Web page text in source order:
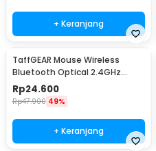
+ Keranjang
TaffGEAR Mouse Wireless
Bluetooth Optical 2.4GHz
Silent Click 1600DPI - E1300
Rp24.600
Rp47.900 49%
+ Keranjang